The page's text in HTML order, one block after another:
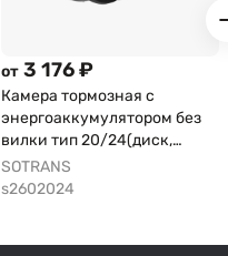
от 3 176 ₽
Камера тормозная с
энергоаккумулятором без
вилки тип 20/24(диск,
прицеп)
SOTRANS
s2602024